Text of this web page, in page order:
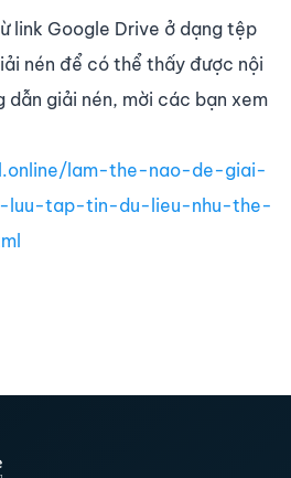
link Google Drive ở dạng tệp
nén để có thể thấy được nội
dẫn giải nén, mời các bạn xem
lam-the-nao-de-giai-
luu-tap-tin-du-lieu-nhu-the-